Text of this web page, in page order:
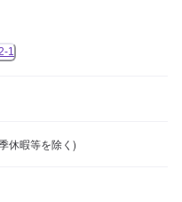
1
休暇等を除く)